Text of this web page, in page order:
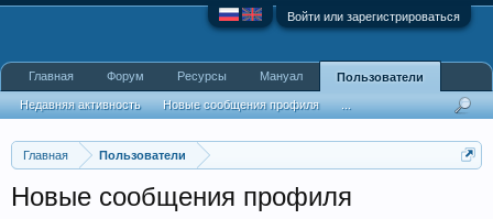
Войти или зарегистрироваться
Главная Пользователи
Новые сообщения профиля
Главная Форум Ресурсы Мануал Пользователи
Недавняя активность Новые сообщения профиля